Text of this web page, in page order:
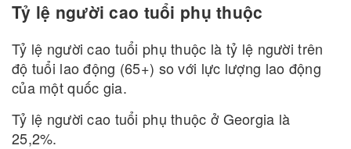
Tỷ lệ người cao tuổi phụ thuộc
Tỷ lệ người cao tuổi phụ thuộc là tỷ lệ người trên
độ tuổi lao động (65+) so với lực lượng lao động
của một quốc gia.
Tỷ lệ người cao tuổi phụ thuộc ở Georgia là
25,2%.